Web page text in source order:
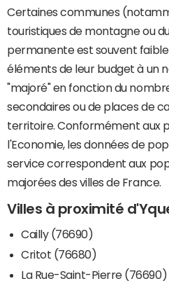
Certaines communes
touristiques de montagne ou
permanente est souvent
éléments de leur budget à un
"majoré" en fonction du
secondaires ou de places de
territoire. Conformément aux
l'Economie, les données de
service correspondent aux
majorées des villes de France.
Villes à proximité
Cailly (76690)
Critot (76680)
La Rue-Saint-Pierre (76690)